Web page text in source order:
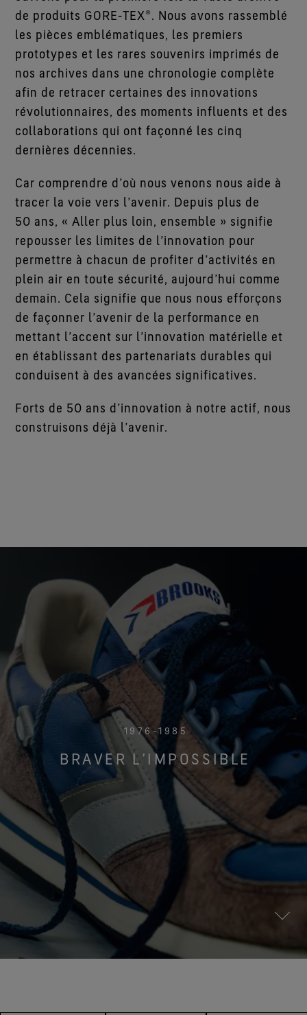
de produits GORE‑TEX®. Nous avons rassemblé
les pièces emblématiques, les premiers
prototypes et les rares souvenirs imprimés de
nos archives dans une chronologie complète
afin de retracer certaines des innovations
révolutionnaires, des moments influents et des
collaborations qui ont façonné les cinq
dernières décennies.
Car comprendre d’où nous venons nous aide à
tracer la voie vers l’avenir. Depuis plus de
50 ans, « Aller plus loin, ensemble » signifie
repousser les limites de l’innovation pour
permettre à chacun de profiter d’activités en
plein air en toute sécurité, aujourd’hui comme
demain. Cela signifie que nous nous efforçons
de façonner l’avenir de la performance en
mettant l’accent sur l’innovation matérielle et
en établissant des partenariats durables qui
conduisent à des avancées significatives.
Forts de 50 ans d’innovation à notre actif, nous
construisons déjà l’avenir.
1976-1985
BRAVER L’IMPOSSIBLE